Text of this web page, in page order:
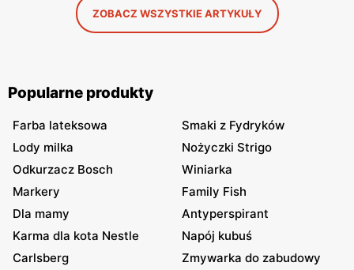
ZOBACZ WSZYSTKIE ARTYKUŁY
Popularne produkty
Farba lateksowa
Smaki z Fydryków
Lody milka
Nożyczki Strigo
Odkurzacz Bosch
Winiarka
Markery
Family Fish
Dla mamy
Antyperspirant
Karma dla kota Nestle
Napój kubuś
Carlsberg
Zmywarka do zabudowy